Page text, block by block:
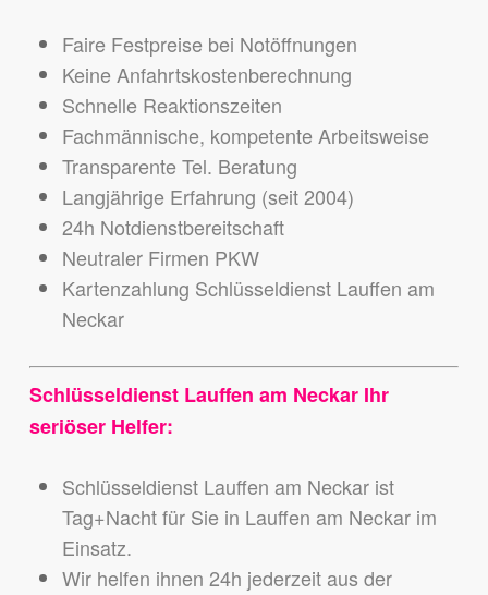
Faire Festpreise bei Notöffnungen
Keine Anfahrtskostenberechnung
Schnelle Reaktionszeiten
Fachmännische, kompetente Arbeitsweise
Transparente Tel. Beratung
Langjährige Erfahrung (seit 2004)
24h Notdienstbereitschaft
Neutraler Firmen PKW
Kartenzahlung Schlüsseldienst Lauffen am
Neckar
Schlüsseldienst Lauffen am Neckar Ihr
seriöser Helfer:
Schlüsseldienst Lauffen am Neckar ist
Tag+Nacht für Sie in Lauffen am Neckar im
Einsatz.
Wir helfen ihnen 24h jederzeit aus der